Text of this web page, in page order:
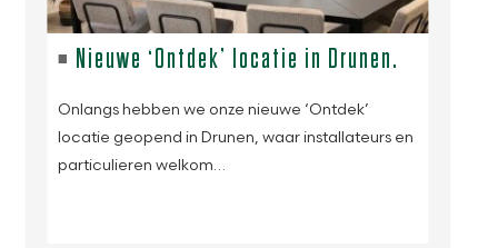
Nieuwe ‘Ontdek’ locatie in Drunen.
Onlangs hebben we onze nieuwe ‘Ontdek’
locatie geopend in Drunen, waar installateurs en
particulieren welkom…